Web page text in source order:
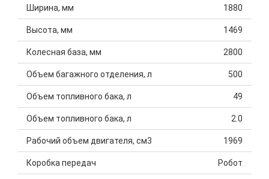
Ширина, мм 1880
Высота, мм 1469
Колесная база, мм 2800
Объем багажного отделения, л 500
Объем топливного бака, л 49
Объем топливного бака, л 2.0
Рабочий объем двигателя, см3 1969
Коробка передач Робот